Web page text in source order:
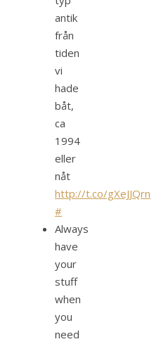
antik
från
tiden
vi
hade
båt,
ca
1994
eller
nåt
http://t.co/gXeJJQrn
#
Always
have
your
stuff
when
you
need